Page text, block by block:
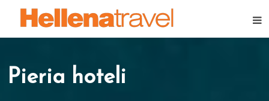
Pieria hoteli